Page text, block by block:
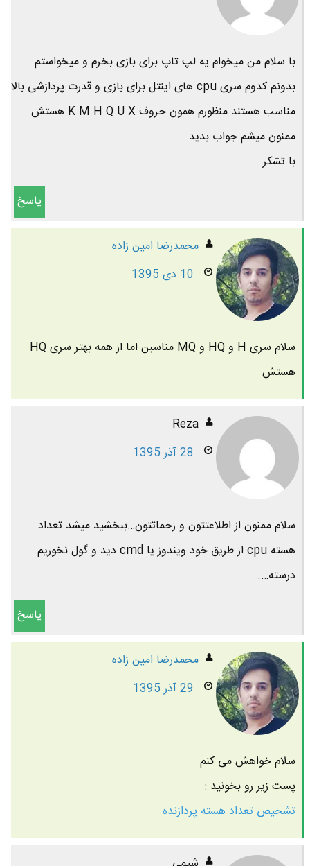
با سلام من میخوام یه لپ تاپ برای بازی بخرم و میخواستم
بدونم کدوم سری cpu های اینتل برای بازی و قدرت پردازشی بالا
مناسب هستند منظورم همون حروف K M H Q U X هستش
ممنون میشم جواب بدید
با تشکر
پاسخ
محمدرضا امين زاده
10 دی 1395
سلام سری H و HQ و MQ مناسبن اما از همه بهتر سری HQ
هستش
Reza
28 آذر 1395
سلام ممنون از اطلاعتتون و زحماتتون…ببخشید میشد تعداد
هسته cpu از طریق خود ویندوز یا cmd دید و گول نخوریم
درسته….
پاسخ
محمدرضا امين زاده
29 آذر 1395
سلام خواهش می کنم
پست زیر رو بخونید :
تشخیص تعداد هسته پردازنده